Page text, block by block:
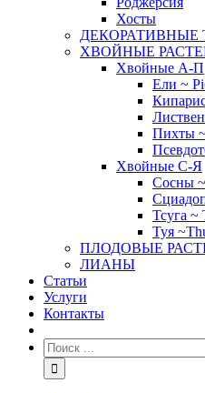
Хосты
ДЕКОРАТИВНЫЕ
ХВОЙНЫЕ
Хвойные А-П
Ели ~
Пихты
Хвойные С-Я
Сосны
Тсуга ~
Туя
ПЛОДОВЫЕ
ЛИАНЫ
Статьи
Услуги
Контакты